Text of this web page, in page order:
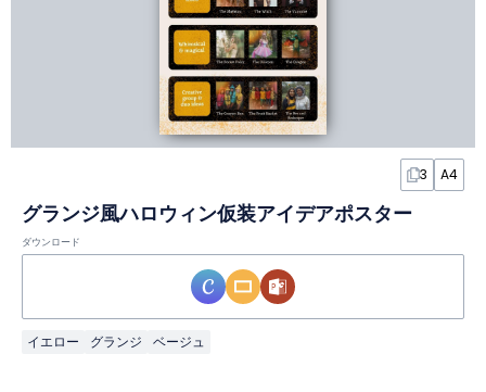
3 A4
グランジ風ハロウィン仮装アイデアポスター
ダウンロード
イエロー グランジ ベージュ